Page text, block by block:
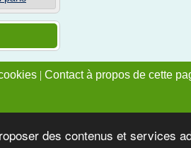
des contenus et services
| Contact à propos de cette